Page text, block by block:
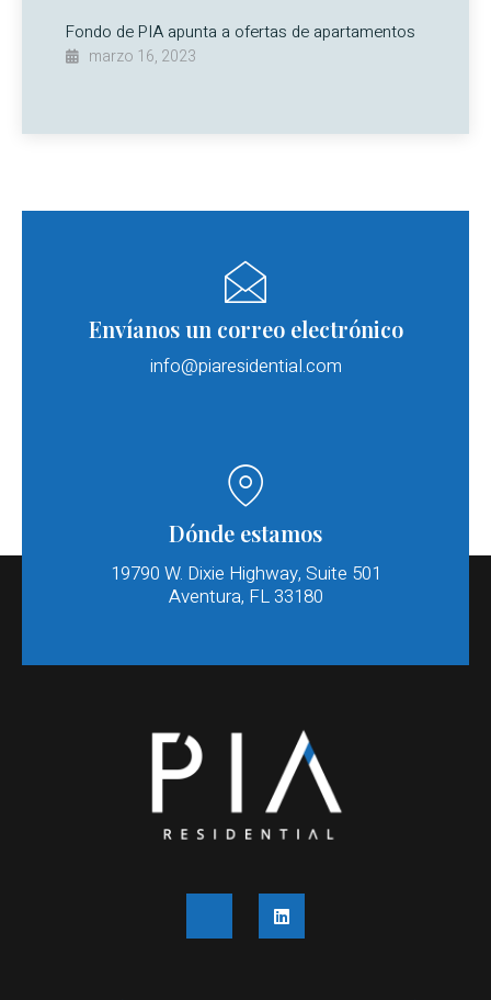
Fondo de PIA apunta a ofertas de apartamentos
marzo 16, 2023
Envíanos un correo electrónico
info@piaresidential.com​
Dónde estamos
19790 W. Dixie Highway, Suite 501
Aventura, FL 33180​